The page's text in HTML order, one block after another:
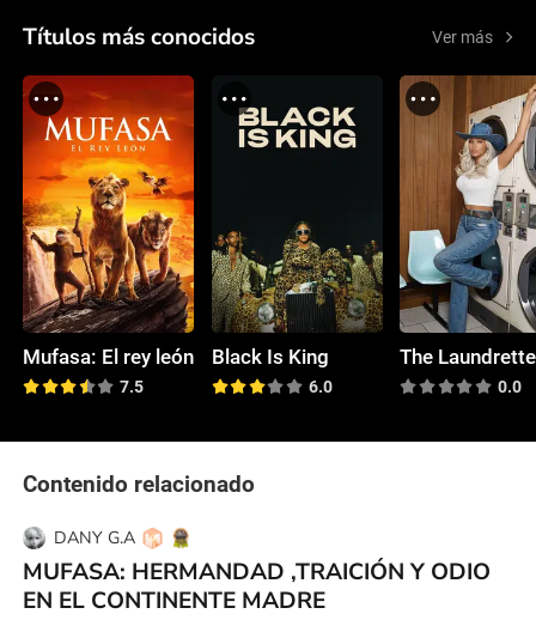
Títulos más conocidos Ver más
Mufasa: El rey león
7.5
Black Is King
6.0
The Laundrette
0.0
Contenido relacionado
DANY G.A
MUFASA: HERMANDAD ,TRAICIÓN Y ODIO
EN EL CONTINENTE MADRE